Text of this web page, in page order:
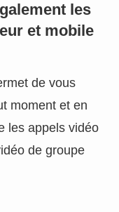
les
et mobile
de vous
moment et en
les appels vidéo
de groupe